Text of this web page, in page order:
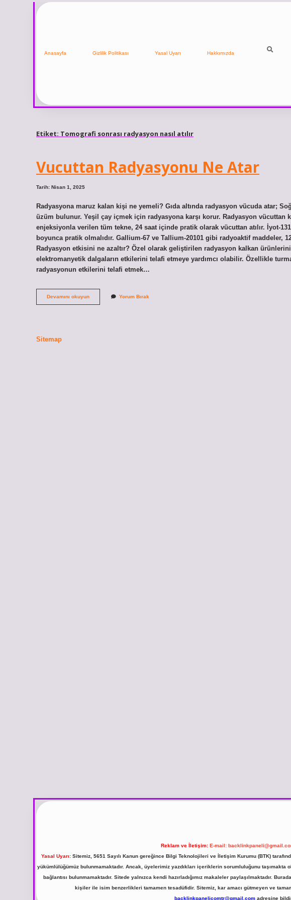
Anasayfa Gizlilik Politikası Yasal Uyarı Hakkımızda
Etiket: Tomografi sonrası radyasyon nasıl atılır
Vucuttan Radyasyonu Ne Atar
Tarih: Nisan 1, 2025
Radyasyona maruz kalan kişi ne yemeli? Gıda altında radyasyon vücuda atar;
üzüm bulunur. Yeşil çay içmek için radyasyona karşı korur. Radyasyon vücuttan
enjeksiyonla verilen tüm tekne, 24 saat içinde pratik olarak vücuttan atılır. İyot-
boyunca pratik olmalıdır. Gallium-67 ve Tallium-20101 gibi radyoaktif maddeler,
Radyasyon etkisini ne azaltır? Özel olarak geliştirilen radyasyon kalkan
elektromanyetik dalgaların etkilerini telafi etmeye yardımcı olabilir. Özellikle
radyasyonun etkilerini telafi etmek…
Devamını okuyunVucuttan
Radyasyonu
Yorum Bırak
Sitemap
Reklam ve İletişim: E-mail:
Yasal Uyarı:Sitemiz, 5651 Sayılı Kanun gereğince Bilgi Teknolojileri ve İletişim Kurumu (BTK)
yükümlülüğümüz bulunmamaktadır. Ancak, üyelerimiz yazdıkları içeriklerin sorumluluğunu
bağlantısı bulunmamaktadır. Sitede yalnızca kendi hazırladığımız makaleler paylaşılmaktadır.
kişiler ile isim benzerlikleri tamamen tesadüfidir. Sitemiz, kar amacı gütmeyen ve
backlinkpanelicomtr@gmail.com adresine